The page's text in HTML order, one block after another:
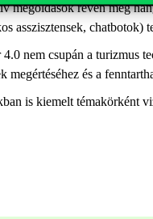
megoldások révén még
asszisztensek, chatbotok)
nem csupán a
és a
is kiemelt témakörként